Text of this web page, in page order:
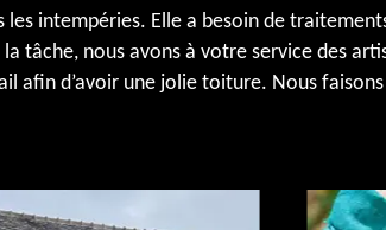
intempéries. Elle a besoin de
tâche, nous avons à votre service des
afin d’avoir une jolie toiture. Nous